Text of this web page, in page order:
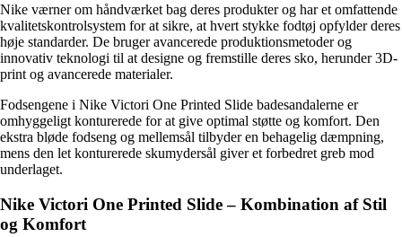
Nike værner om håndværket bag deres produkter og har et omfattende
kvalitetskontrolsystem for at sikre, at hvert stykke fodtøj opfylder deres
høje standarder. De bruger avancerede produktionsmetoder og
innovativ teknologi til at designe og fremstille deres sko, herunder 3D-
print og avancerede materialer.
Fodsengene i Nike Victori One Printed Slide badesandalerne er
omhyggeligt konturerede for at give optimal støtte og komfort. Den
ekstra bløde fodseng og mellemsål tilbyder en behagelig dæmpning,
mens den let konturerede skumydersål giver et forbedret greb mod
underlaget.
Nike Victori One Printed Slide – Kombination af Stil
og Komfort